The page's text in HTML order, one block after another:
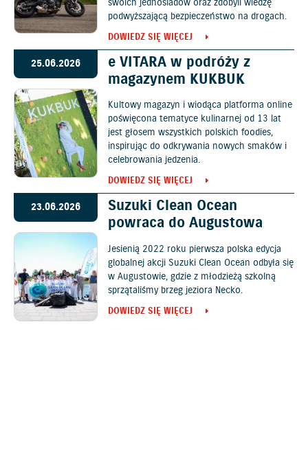
swoich jednośladów oraz zdobyli wiedzę
podwyższającą bezpieczeństwo na drogach.
DOWIEDZ SIĘ WIĘCEJ
25.06.2026
e VITARA w podróży z
magazynem KUKBUK
Kultowy magazyn i wiodąca platforma online
poświęcona tematyce kulinarnej od 13 lat
jest głosem wszystkich polskich foodies,
inspirując do odkrywania nowych smaków i
celebrowania jedzenia.
DOWIEDZ SIĘ WIĘCEJ
23.06.2026
Suzuki Clean Ocean
powraca do Augustowa
Jesienią 2022 roku pierwsza polska edycja
globalnej akcji Suzuki Clean Ocean odbyła się
w Augustowie, gdzie z młodzieżą szkolną
sprzątaliśmy brzeg jeziora Necko.
DOWIEDZ SIĘ WIĘCEJ